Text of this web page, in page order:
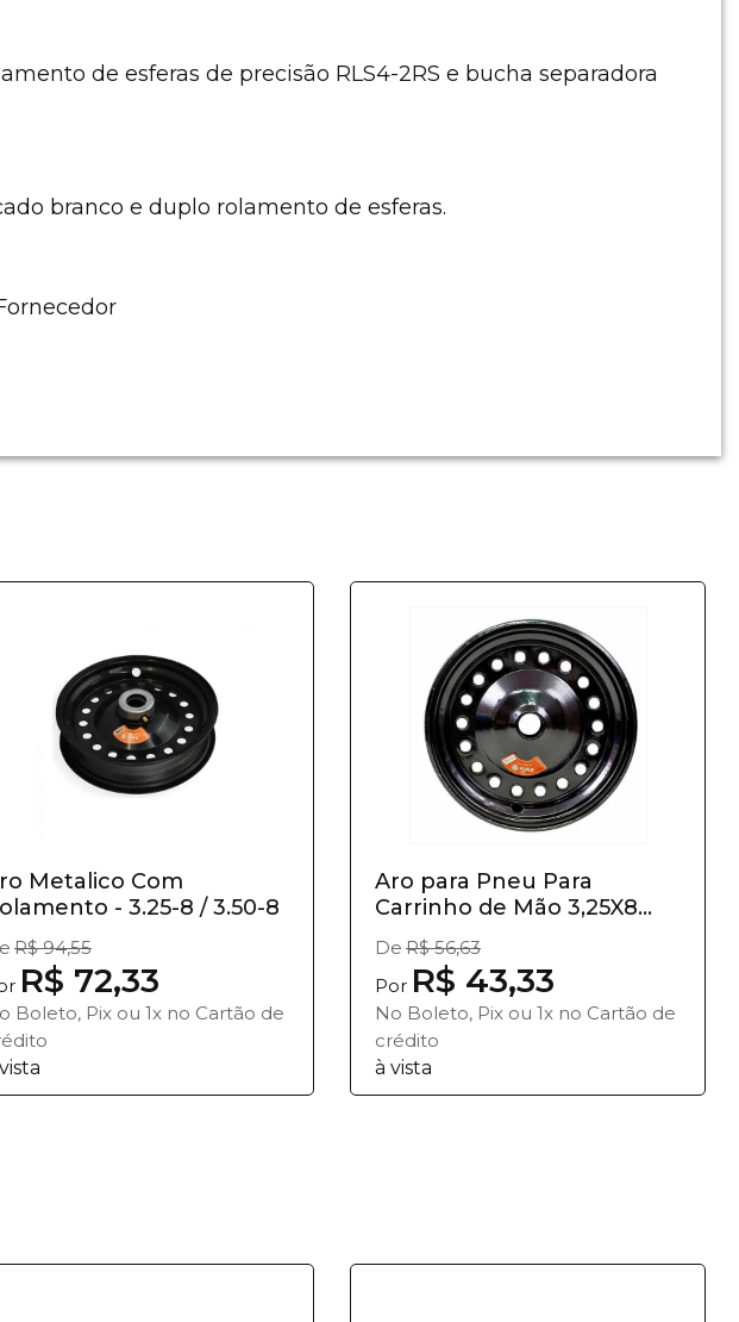
de esferas de precisão RLS4-2RS e bucha separadora
branco e duplo rolamento de esferas.
Metalico Com
- 3.25-8 / 3.50-8
R$ 94,55
R$ 72,33
Boleto, Pix ou 1x no Cartão de
Aro para Pneu Para
Carrinho de Mão 3,25X8
FURO 1
De R$ 56,63
Por R$ 43,33
No Boleto, Pix ou 1x no Cartão de
crédito
à vista